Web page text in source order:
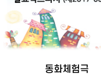
동화체험극